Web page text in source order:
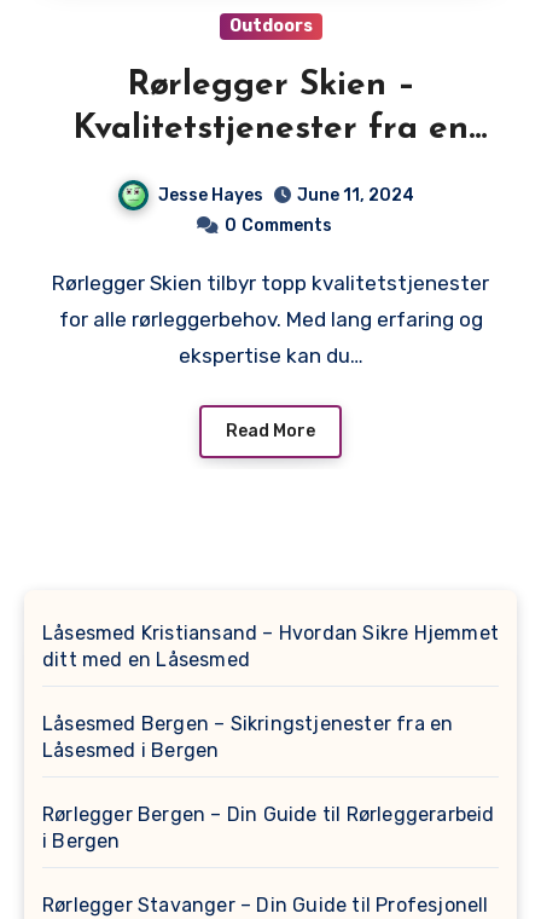
Outdoors
Rørlegger Skien –
Kvalitetstjenester fra en
Erfaren Rørlegger
Jesse Hayes
June 11, 2024
0 Comments
Rørlegger Skien tilbyr topp kvalitetstjenester
for alle rørleggerbehov. Med lang erfaring og
ekspertise kan du…
Read More
Låsesmed Kristiansand – Hvordan Sikre Hjemmet
ditt med en Låsesmed
Låsesmed Bergen – Sikringstjenester fra en
Låsesmed i Bergen
Rørlegger Bergen – Din Guide til Rørleggerarbeid
i Bergen
Rørlegger Stavanger – Din Guide til Profesjonell